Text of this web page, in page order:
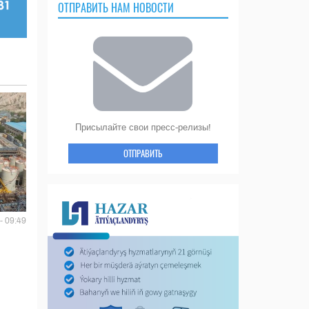
09:49
ОТПРАВИТЬ НАМ НОВОСТИ
Присылайте свои пресс-релизы!
ОТПРАВИТЬ